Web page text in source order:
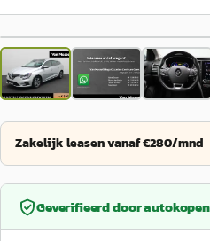
Zakelijk leasen vanaf €280/mnd
Geverifieerd door